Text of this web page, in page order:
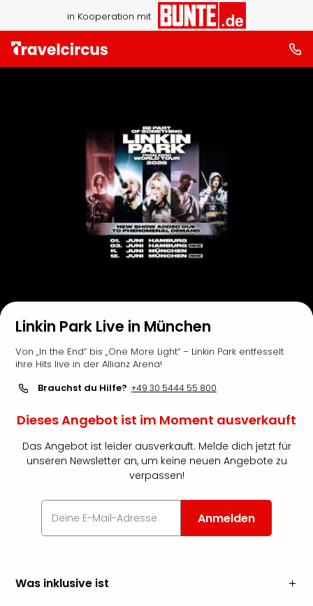
in Kooperation mit
Linkin Park Live in München
Von „In the End“ bis „One More Light“ – Linkin Park entfesselt
ihre Hits live in der Allianz Arena!
Brauchst du Hilfe? +49 30 5444 55 800
Dieses Angebot ist im Moment ausverkauft
Das Angebot ist leider ausverkauft. Melde dich jetzt für
unseren Newsletter an, um keine neuen Angebote zu
verpassen!
Anmelden
Was inklusive ist